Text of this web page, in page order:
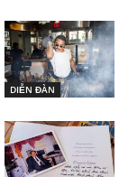
DIỄN ĐÀN